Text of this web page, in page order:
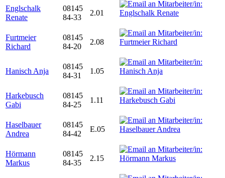
Englschalk
Renate
08145
84-33
2.01
Furtmeier
Richard
08145
84-20
2.08
Hanisch Anja
08145
84-31
1.05
Harkebusch
Gabi
08145
84-25
1.11
Haselbauer
Andrea
08145
84-42
E.05
Hörmann
Markus
08145
84-35
2.15